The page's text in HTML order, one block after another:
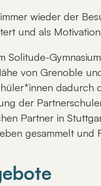
wieder der
und als
Solitude-
von Grenoble
dadurch
der
Partner in
gesammelt und